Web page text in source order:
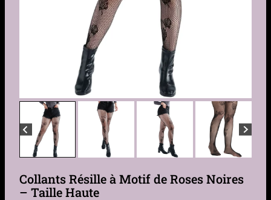
Collants Résille à Motif de Roses Noires
– Taille Haute